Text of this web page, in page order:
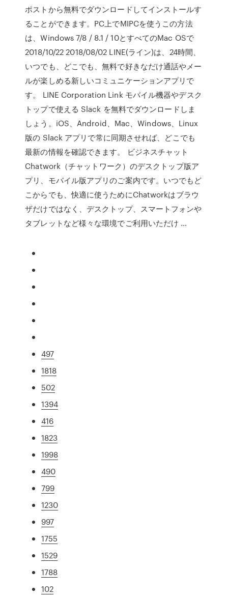
ポストから無料でダウンロードしてインストールす
ることができます。PC上でMIPCを使うこの方法
は、Windows 7/8 / 8.1 / 10とすべてのMac OSで
2018/10/22 2018/08/02 LINE(ライン)は、24時間、
いつでも、どこでも、無料で好きなだけ通話やメー
ルが楽しめる新しいコミュニケーションアプリで
す。 LINE Corporation Link モバイル機器やデスク
トップで使える Slack を無料でダウンロードしま
しょう。iOS、Android、Mac、Windows、Linux
版の Slack アプリで常に同期させれば、どこでも
最新の情報を確認できます。 ビジネスチャット
Chatwork（チャットワーク）のデスクトップ版ア
プリ、モバイル版アプリのご案内です。いつでもど
こからでも、快適に使うためにChatworkはブラウ
ザだけではなく、デスクトップ、スマートフォンや
タブレットなど様々な環境でご利用いただけ …
497
1818
502
1394
416
1823
1998
490
799
1230
997
1755
1529
1788
102